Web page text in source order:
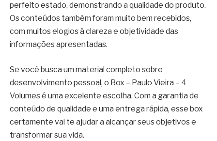
perfeito estado, demonstrando a qualidade do produto.
Os conteúdos também foram muito bem recebidos,
com muitos elogios à clareza e objetividade das
informações apresentadas.
Se você busca um material completo sobre
desenvolvimento pessoal, o Box – Paulo Vieira – 4
Volumes é uma excelente escolha. Com a garantia de
conteúdo de qualidade e uma entrega rápida, esse box
certamente vai te ajudar a alcançar seus objetivos e
transformar sua vida.